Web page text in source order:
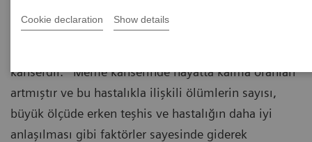
Cookie declaration Show details
kanserdir. Meme kanserinde hayatta kalma oranları
artmıştır ve bu hastalıkla ilişkili ölümlerin sayısı,
büyük ölçüde erken teşhis ve hastalığın daha iyi
anlaşılması gibi faktörler sayesinde giderek